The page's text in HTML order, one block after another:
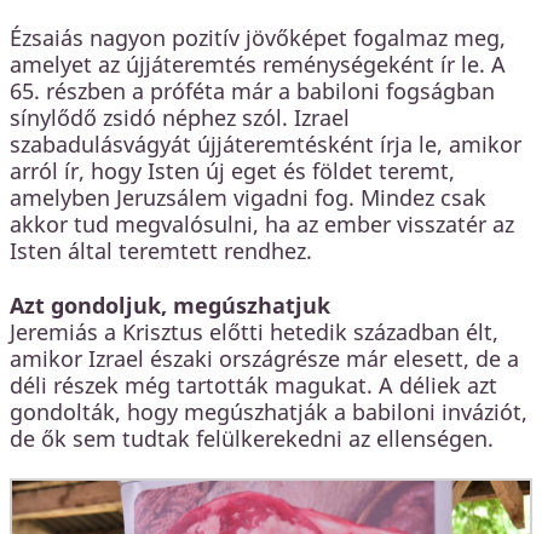
Ézsaiás nagyon pozitív jövőképet fogalmaz meg,
amelyet az újjáteremtés reménységeként ír le. A
65. részben a próféta már a babiloni fogságban
sínylődő zsidó néphez szól. Izrael
szabadulásvágyát újjáteremtésként írja le, amikor
arról ír, hogy Isten új eget és földet teremt,
amelyben Jeruzsálem vigadni fog. Mindez csak
akkor tud megvalósulni, ha az ember visszatér az
Isten által teremtett rendhez.
Azt gondoljuk, megúszhatjuk
Jeremiás a Krisztus előtti hetedik században élt,
amikor Izrael északi országrésze már elesett, de a
déli részek még tartották magukat. A déliek azt
gondolták, hogy megúszhatják a babiloni inváziót,
de ők sem tudtak felülkerekedni az ellenségen.